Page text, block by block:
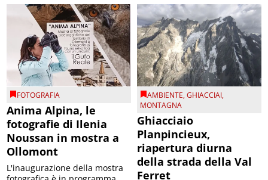
FOTOGRAFIA
Anima Alpina, le
fotografie di Ilenia
Noussan in mostra a
Ollomont
L'inaugurazione della mostra
AMBIENTE,GHIACCIAI,
MONTAGNA
Ghiacciaio
Planpincieux,
riapertura diurna
della strada della Val
Ferret